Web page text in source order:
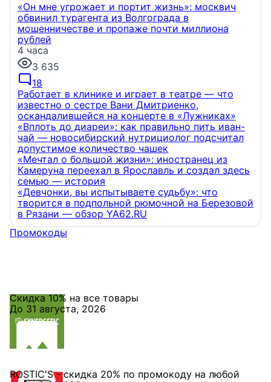
«Он мне угрожает и портит жизнь»: москвич
обвинил турагента из Волгограда в
мошенничестве и пропаже почти миллиона
рублей
4 часа
3 635
18
Работает в клинике и играет в театре — что
известно о сестре Вани Дмитриенко,
оскандалившейся на концерте в «Лужниках»
«Вплоть до диареи»: как правильно пить иван-
чай — новосибирский нутрициолог подсчитал
допустимое количество чашек
«Мечтал о большой жизни»: иностранец из
Камеруна переехал в Ярославль и создал здесь
семью — история
«Девчонки, вы испытываете судьбу»: что
творится в подпольной рюмочной на Березовой
в Рязани — обзор YA62.RU
Промокоды
Скидка 10% на все товары
До 31 августа, 2026
ROSTIC'S - скидка 20% по промокоду на любой